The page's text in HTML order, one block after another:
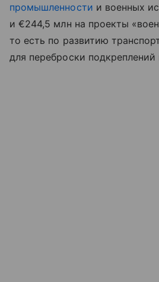
промышленности и военных
и €244,5 млн на проекты
то есть по развитию
для переброски